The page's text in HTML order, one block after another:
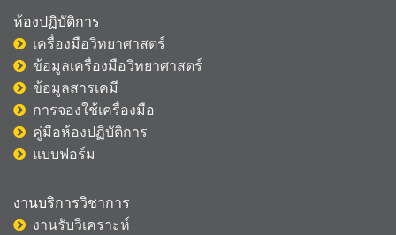
ห้องปฏิบัติการ
เครื่องมือวิทยาศาสตร์
ข้อมูลเครื่องมือวิทยาศาสตร์
ข้อมูลสารเคมี
การจองใช้เครื่องมือ
คู่มือห้องปฏิบัติการ
แบบฟอร์ม
งานบริการวิชาการ
งานรับวิเคราะห์